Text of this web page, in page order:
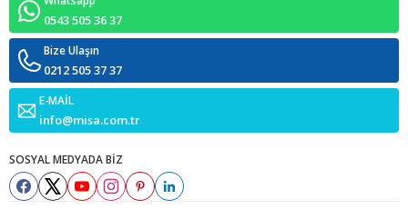
0543 505 36 37
Bize Ulaşın
0212 505 37 37
E-MAİL
info@misa.com.tr
SOSYAL MEDYADA BİZ